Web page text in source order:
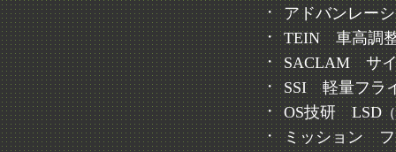
・ アドバンレー
・ TEIN 車高調
・ SACLAM サ
・ SSI 軽量フラ
・ OS技研 LSD
・ ミッション